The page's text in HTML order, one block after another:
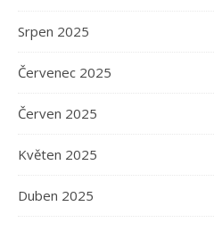
Srpen 2025
Červenec 2025
Červen 2025
Květen 2025
Duben 2025